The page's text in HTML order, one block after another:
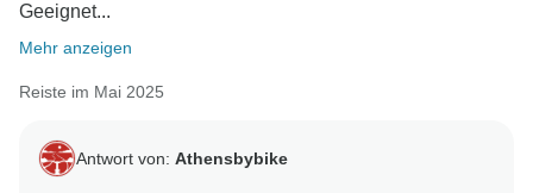
Geeignet...
Mehr anzeigen
Reiste im Mai 2025
Antwort von: Athensbybike